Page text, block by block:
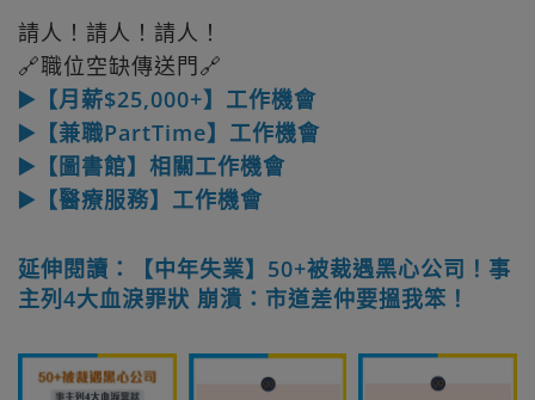
請人！請人！請人！
🔗職位空缺傳送門🔗
▶️【月薪$25,000+】工作機會
▶️【兼職PartTime】工作機會
▶️【圖書館】相關工作機會
▶️【醫療服務】工作機會
延伸閱讀：【中年失業】50+被裁遇黑心公司！事
主列4大血淚罪狀 崩潰：市道差仲要搵我笨！